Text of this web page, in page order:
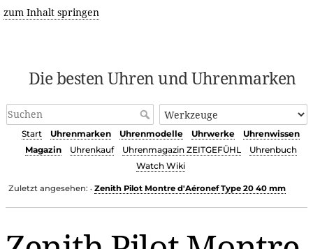
zum Inhalt springen
Die besten Uhren und Uhrenmarken
Start Uhrenmarken Uhrenmodelle Uhrwerke
Uhrenwissen
Magazin
Uhrenkauf Uhrenmagazin ZEITGEFÜHL
Uhrenbuch
Watch Wiki
Zuletzt angesehen: • Zenith Pilot Montre d'Aéronef Type 20 40 mm